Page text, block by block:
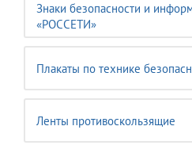
Знаки безопасности и
«РОССЕТИ»
Плакаты по технике
Ленты противоскользящие